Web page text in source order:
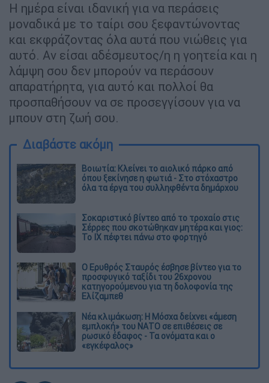
Η ημέρα είναι ιδανική για να περάσεις
μοναδικά με το ταίρι σου ξεφαντώνοντας
και εκφράζοντας όλα αυτά που νιώθεις για
αυτό. Αν είσαι αδέσμευτος/η η γοητεία και η
λάμψη σου δεν μπορούν να περάσουν
απαρατήρητα, για αυτό και πολλοί θα
προσπαθήσουν να σε προσεγγίσουν για να
μπουν στη ζωή σου.
Διαβάστε ακόμη
Βοιωτία: Κλείνει το αιολικό πάρκο από
όπου ξεκίνησε η φωτιά - Στο στόχαστρο
όλα τα έργα του συλληφθέντα δημάρχου
Σοκαριστικό βίντεο από το τροχαίο στις
Σέρρες που σκοτώθηκαν μητέρα και γιος:
Το ΙΧ πέφτει πάνω στο φορτηγό
Ο Ερυθρός Σταυρός έσβησε βίντεο για το
προσφυγικό ταξίδι του 26χρονου
κατηγορούμενου για τη δολοφονία της
Ελίζαμπεθ
Νέα κλιμάκωση: Η Μόσχα δείχνει «άμεση
εμπλοκή» του ΝΑΤΟ σε επιθέσεις σε
ρωσικό έδαφος - Τα ονόματα και ο
«εγκέφαλος»